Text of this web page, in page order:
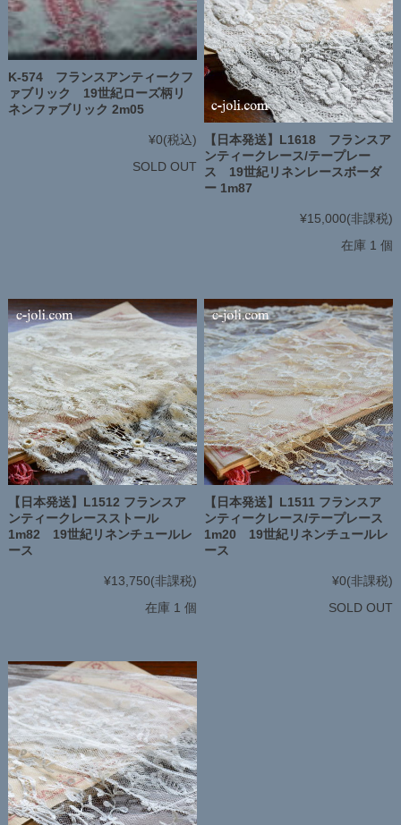
K-574 フランスアンティークフ
ァブリック 19世紀ローズ柄リ
ネンファブリック 2m05
¥0(税込)
SOLD OUT
【日本発送】L1618 フランスア
ンティークレース/テープレー
ス 19世紀リネンレースボーダ
ー 1m87
¥15,000(非課税)
在庫 1 個
【日本発送】L1512 フランスア
ンティークレースストール
1m82 19世紀リネンチュールレ
ース
¥13,750(非課税)
在庫 1 個
【日本発送】L1511 フランスア
ンティークレース/テープレース
1m20 19世紀リネンチュールレ
ース
¥0(非課税)
SOLD OUT